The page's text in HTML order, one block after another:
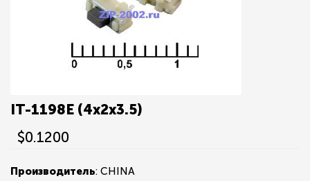
IT-1198E (4x2x3.5)
$0.1200
Производитель: CHINA